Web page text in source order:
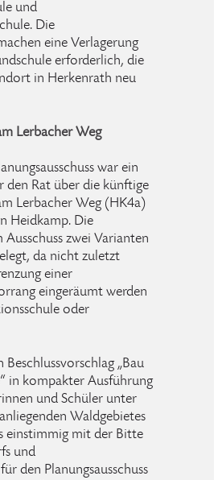
und
Die
eine Verlagerung
erforderlich, die
in Herkenrath neu
Lerbacher Weg
war ein
den Rat über die künftige
Lerbacher Weg (HK4a)
Heidkamp. Die
zwei Varianten
da nicht zuletzt
einer
eingeräumt werden
oder
Beschlussvorschlag „Bau
in kompakter Ausführung
und Schüler unter
Waldgebietes
einstimmig mit der Bitte
und
den Planungsausschuss